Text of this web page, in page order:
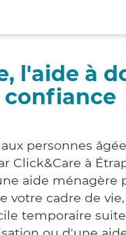
l'aide à
confiance
aux personnes
Click&Care à
aide ménagère
votre cadre de
temporaire